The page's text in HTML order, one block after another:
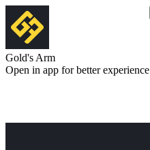
Gold's Arm
Open in app for better experience